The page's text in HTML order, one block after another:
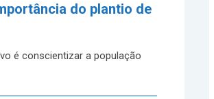
do plantio de
é conscientizar a população